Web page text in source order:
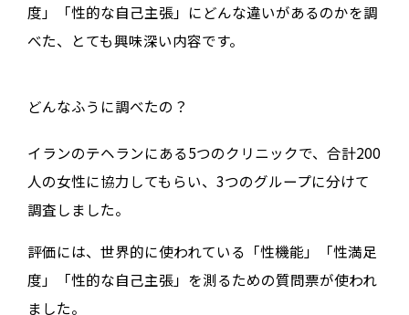
度」「性的な自己主張」にどんな違いがあるのかを調
べた、とても興味深い内容です。
どんなふうに調べたの？
イランのテヘランにある5つのクリニックで、合計200
人の女性に協力してもらい、3つのグループに分けて
調査しました。
評価には、世界的に使われている「性機能」「性満足
度」「性的な自己主張」を測るための質問票が使われ
ました。